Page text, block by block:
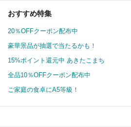
おすすめ特集
20％OFFクーポン配布中
豪華景品が抽選で当たるかも！
15%ポイント還元中 あきたこまち
全品10％OFFクーポン配布中
ご家庭の食卓にA5等級！